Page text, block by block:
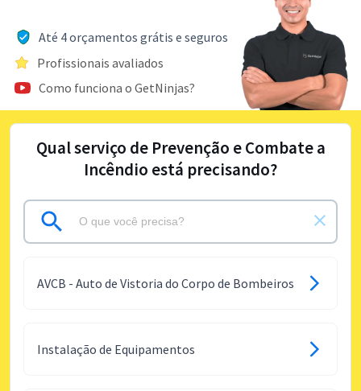
Até 4 orçamentos grátis e seguros
Profissionais avaliados
Como funciona o GetNinjas?
Qual serviço de Prevenção e Combate a
Incêndio está precisando?
AVCB - Auto de Vistoria do Corpo de Bombeiros
Instalação de Equipamentos